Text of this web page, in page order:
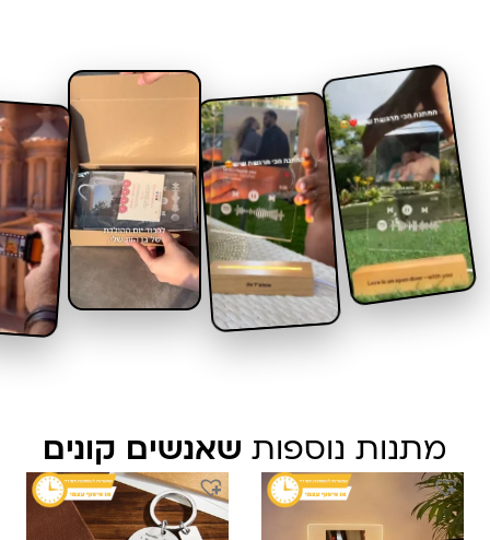
מתנות נוספות שאנשים קונים
המחיר
המקורי
היה:
₪ 209.
המחיר
הנוכחי
הוא:
₪ 149.90.